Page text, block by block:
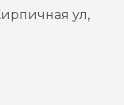
ул,